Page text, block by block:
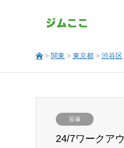
> 関東 > 東京都 > 渋谷区
笹塚
24/7ワークア